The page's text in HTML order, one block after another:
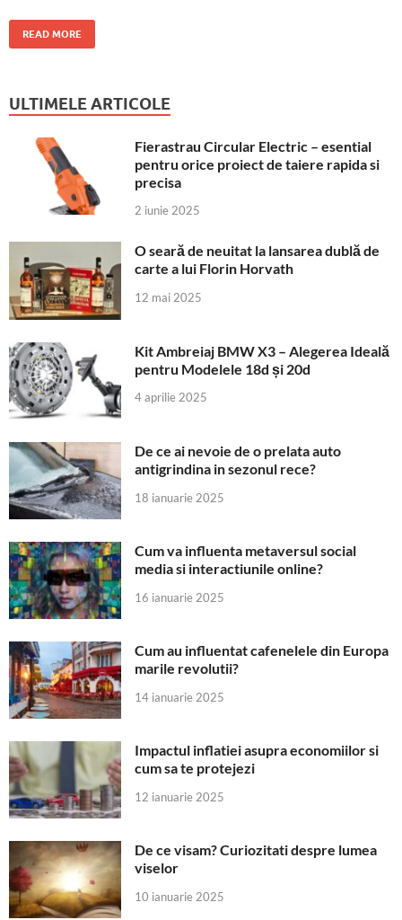
READ MORE
ULTIMELE ARTICOLE
Fierastrau Circular Electric – esential
pentru orice proiect de taiere rapida si
precisa
2 iunie 2025
O seară de neuitat la lansarea dublă de
carte a lui Florin Horvath
12 mai 2025
Kit Ambreiaj BMW X3 – Alegerea Ideală
pentru Modelele 18d și 20d
4 aprilie 2025
De ce ai nevoie de o prelata auto
antigrindina in sezonul rece?
18 ianuarie 2025
Cum va influenta metaversul social
media si interactiunile online?
16 ianuarie 2025
Cum au influentat cafenelele din Europa
marile revolutii?
14 ianuarie 2025
Impactul inflatiei asupra economiilor si
cum sa te protejezi
12 ianuarie 2025
De ce visam? Curiozitati despre lumea
viselor
10 ianuarie 2025